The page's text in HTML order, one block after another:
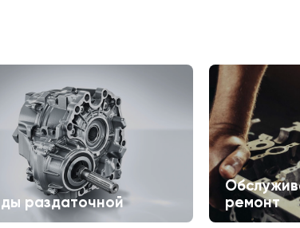
раздаточной
ремонт